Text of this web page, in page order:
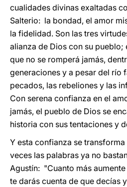
cualidades divinas exaltadas
Salterio: la bondad, el amor
la fidelidad. Son las tres
alianza de Dios con su pueblo;
que no se romperá jamás,
generaciones y a pesar del río
pecados, las rebeliones y las
Con serena confianza en el
jamás, el pueblo de Dios se
historia con sus tentaciones y
Y esta confianza se transforma
veces las palabras ya no
Agustín: "Cuanto más
te darás cuenta de que decías